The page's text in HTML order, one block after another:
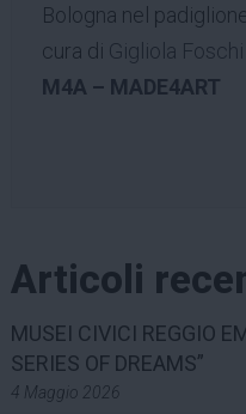
Bologna nel
cura di Gigliola
M4A – MADE4ART
Articoli
MUSEI CIVICI REGGIO
SERIES OF DREAMS”
4 Maggio 2026